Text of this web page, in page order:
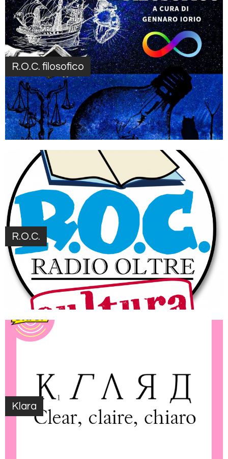
R.O.C. filosofico
R.O.C.
Klara